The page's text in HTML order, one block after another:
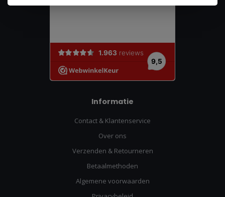
Informatie
Contact & Klantenservice
Over ons
Verzenden & Retourneren
Betaalmethoden
Algemene voorwaarden